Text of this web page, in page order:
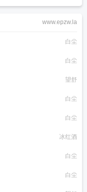
www.epzw.la
白尘
白尘
望舒
白尘
白尘
冰红酒
白尘
白尘